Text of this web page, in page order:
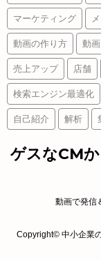
マーケティング
動画の作り方 動
売上アップ 店舗
検索エンジン最適化
自己紹介 解析
ゲスなCM
動画で発信
Copyright© 中小企業